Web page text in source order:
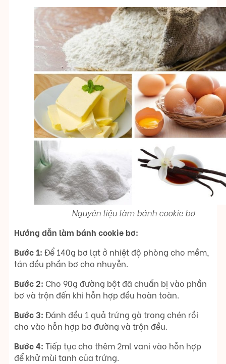
Nguyên liệu làm bánh cookie bơ
Hướng dẫn làm bánh cookie bơ:
Bước 1: Để 140g bơ lạt ở nhiệt độ phòng cho mềm,
tán đều phần bơ cho nhuyễn.
Bước 2: Cho 90g đường bột đã chuẩn bị vào phần
bơ và trộn đến khi hỗn hợp đều hoàn toàn.
Bước 3: Đánh đều 1 quả trứng gà trong chén rồi
cho vào hỗn hợp bơ đường và trộn đều.
Bước 4: Tiếp tục cho thêm 2ml vani vào hỗn hợp
để khử mùi tanh của trứng.